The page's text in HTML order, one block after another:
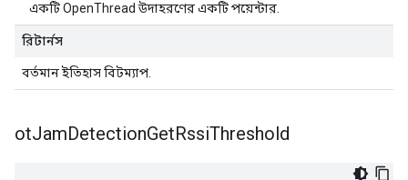
একটি OpenThread উদাহরণের একটি পয়েন্টার.
রিটার্নস
বর্তমান ইতিহাস বিটম্যাপ.
otJamDetectionGetRssiThreshold